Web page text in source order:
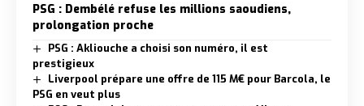
PSG : Dembélé refuse les millions saoudiens,
prolongation proche
PSG : Akliouche a choisi son numéro, il est
prestigieux
Liverpool prépare une offre de 115 M€ pour Barcola, le
PSG en veut plus